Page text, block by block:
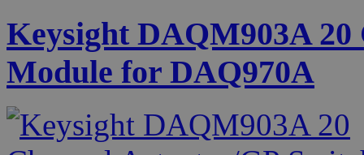
Keysight DAQM903A
Module for DAQ970A